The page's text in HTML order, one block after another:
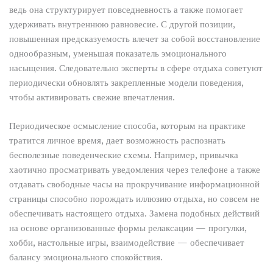
ведь она структурирует повседневность а также помогает
удерживать внутреннюю равновесие. С другой позиции,
повышенная предсказуемость влечет за собой восстановление
однообразным, уменьшая показатель эмоционального
насыщения. Следовательно эксперты в сфере отдыха советуют
периодически обновлять закрепленные модели поведения,
чтобы активировать свежие впечатления.
Периодическое осмысление способа, которым на практике
тратится личное время, дает возможность распознать
бесполезные поведенческие схемы. Например, привычка
хаотично просматривать уведомления через телефоне а также
отдавать свободные часы на прокручивание информационной
страницы способно порождать иллюзию отдыха, но совсем не
обеспечивать настоящего отдыха. Замена подобных действий
на основе организованные формы релаксации — прогулки,
хобби, настольные игры, взаимодействие — обеспечивает
балансу эмоционального спокойствия.